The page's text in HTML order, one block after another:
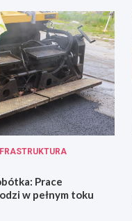
Prace
w pełnym toku